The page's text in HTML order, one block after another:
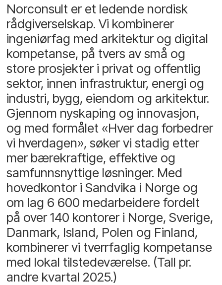
Norconsult er et ledende nordisk
rådgiverselskap. Vi kombinerer
ingeniørfag med arkitektur og digital
kompetanse, på tvers av små og
store prosjekter i privat og offentlig
sektor, innen infrastruktur, energi og
industri, bygg, eiendom og arkitektur.
Gjennom nyskaping og innovasjon,
og med formålet «Hver dag forbedrer
vi hverdagen», søker vi stadig etter
mer bærekraftige, effektive og
samfunnsnyttige løsninger. Med
hovedkontor i Sandvika i Norge og
om lag 6 600 medarbeidere fordelt
på over 140 kontorer i Norge, Sverige,
Danmark, Island, Polen og Finland,
kombinerer vi tverrfaglig kompetanse
med lokal tilstedeværelse. (Tall pr.
andre kvartal 2025.)